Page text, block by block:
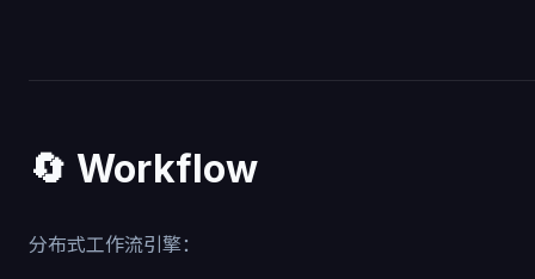
🔄 Workflow
分布式工作流引擎：